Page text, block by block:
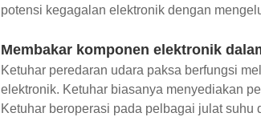
potensi kegagalan elektronik dengan
Membakar komponen elektronik
Ketuhar peredaran udara paksa berfungsi
elektronik. Ketuhar biasanya menyediakan
Ketuhar beroperasi pada pelbagai julat suhu